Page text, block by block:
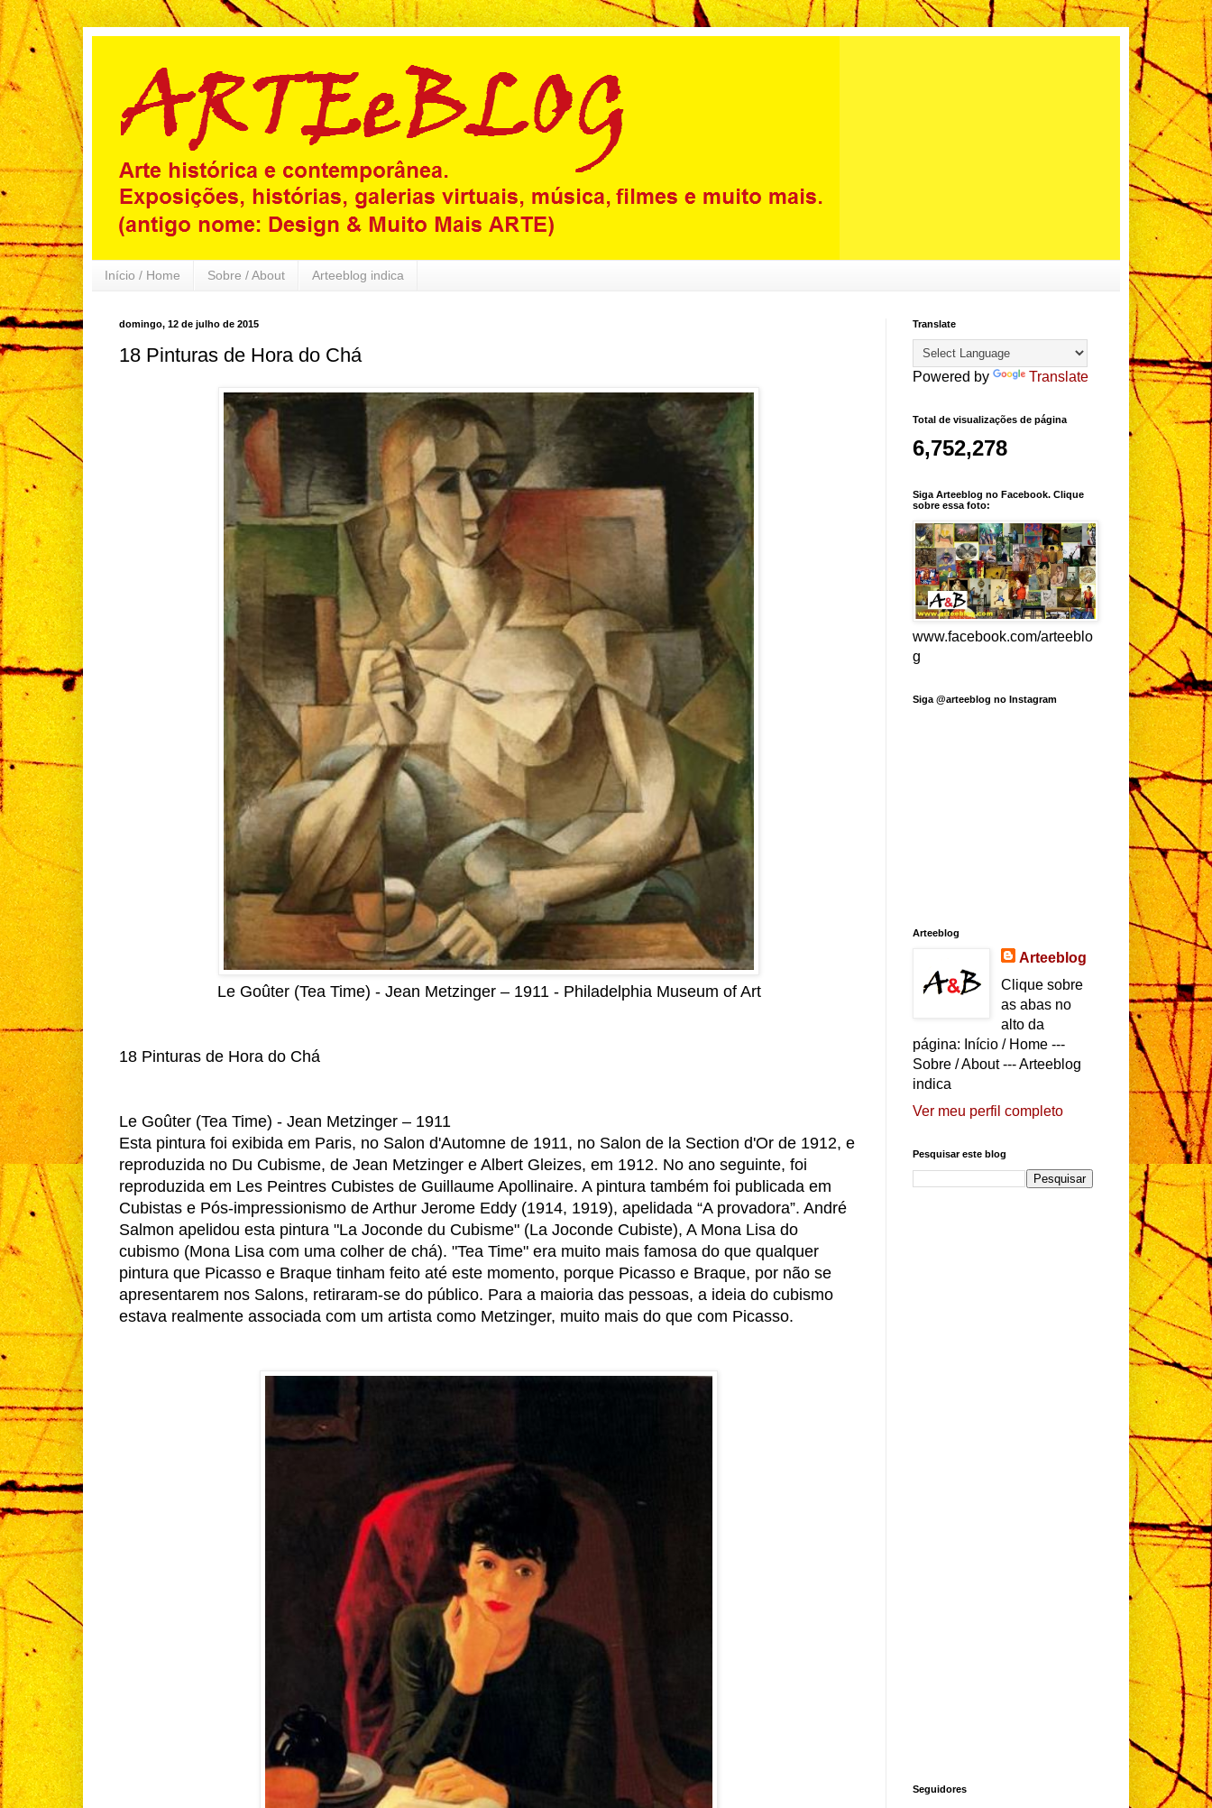
Início / Home Sobre / About Arteeblog indica
domingo, 12 de julho de 2015
18 Pinturas de Hora do Chá
Le Goûter (Tea Time) - Jean Metzinger – 1911 - Philadelphia Museum of Art
18 Pinturas de Hora do Chá
Le Goûter (Tea Time) - Jean Metzinger – 1911
Esta pintura foi exibida em Paris, no Salon d'Automne de 1911, no Salon de la Section d'Or de 1912, e
reproduzida no Du Cubisme, de Jean Metzinger e Albert Gleizes, em 1912. No ano seguinte, foi
reproduzida em Les Peintres Cubistes de Guillaume Apollinaire. A pintura também foi publicada em
Cubistas e Pós-impressionismo de Arthur Jerome Eddy (1914, 1919), apelidada “A provadora”. André
Salmon apelidou esta pintura "La Joconde du Cubisme" (La Joconde Cubiste), A Mona Lisa do
cubismo (Mona Lisa com uma colher de chá). "Tea Time" era muito mais famosa do que qualquer
pintura que Picasso e Braque tinham feito até este momento, porque Picasso e Braque, por não se
apresentarem nos Salons, retiraram-se do público. Para a maioria das pessoas, a ideia do cubismo
estava realmente associada com um artista como Metzinger, muito mais do que com Picasso.
Translate
Powered by Translate
Total de visualizações de página
6,752,278
Siga Arteeblog no Facebook. Clique
sobre essa foto:
www.facebook.com/arteeblo
g
Siga @arteeblog no Instagram
Arteeblog
Arteeblog
Clique sobre
as abas no
alto da
página: Início / Home ---
Sobre / About --- Arteeblog
indica
Ver meu perfil completo
Pesquisar este blog
Seguidores